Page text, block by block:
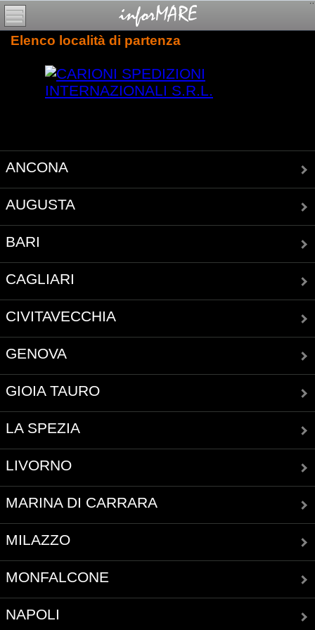
Elenco località di partenza
ANCONA
AUGUSTA
BARI
CAGLIARI
CIVITAVECCHIA
GENOVA
GIOIA TAURO
LA SPEZIA
LIVORNO
MARINA DI CARRARA
MILAZZO
MONFALCONE
NAPOLI